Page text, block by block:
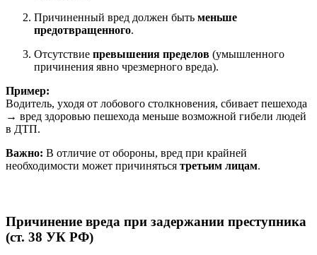
Причиненный вред должен быть меньше
предотвращенного.
Отсутствие превышения пределов (умышленного
причинения явно чрезмерного вреда).
Пример:
Водитель, уходя от лобового столкновения, сбивает пешехода
→ вред здоровью пешехода меньше возможной гибели людей
в ДТП.
Важно: В отличие от обороны, вред при крайней
необходимости может причиняться третьим лицам.
Причинение вреда при задержании преступника
(ст. 38 УК РФ)